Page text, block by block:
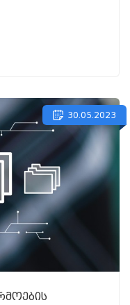
30.05.2023